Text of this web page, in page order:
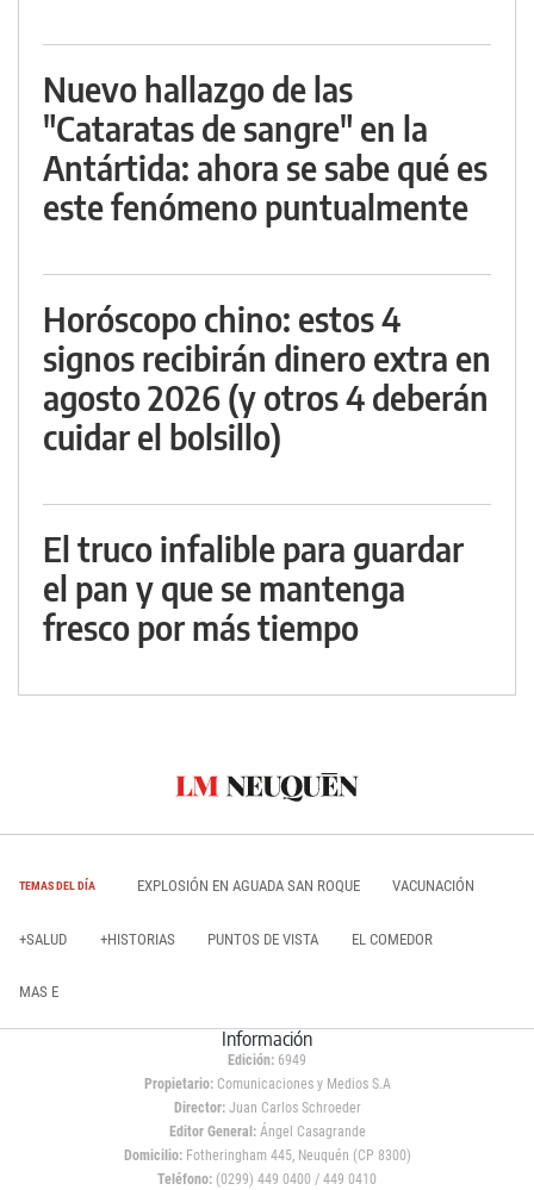
Nuevo hallazgo de las
"Cataratas de sangre" en la
Antártida: ahora se sabe qué es
este fenómeno puntualmente
Horóscopo chino: estos 4
signos recibirán dinero extra en
agosto 2026 (y otros 4 deberán
cuidar el bolsillo)
El truco infalible para guardar
el pan y que se mantenga
fresco por más tiempo
TEMAS DEL DÍA EXPLOSIÓN EN AGUADA SAN ROQUE VACUNACIÓN
+SALUD +HISTORIAS PUNTOS DE VISTA EL COMEDOR
MAS E
Información
Edición: 6949
Propietario:Comunicaciones y Medios S.A
Director: Juan Carlos Schroeder
Editor General:Ángel Casagrande
Domicilio:Fotheringham 445, Neuquén (CP 8300)
Teléfono: (0299) 449 0400 / 449 0410